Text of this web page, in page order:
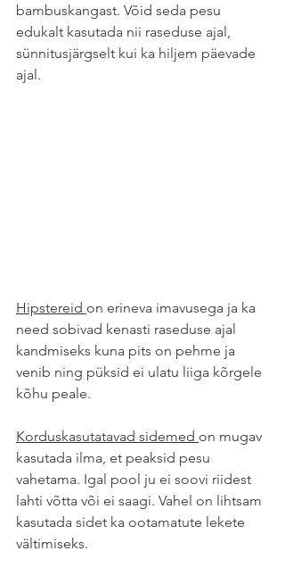
bambuskangast. Võid seda pesu
edukalt kasutada nii raseduse ajal,
sünnitusjärgselt kui ka hiljem päevade
ajal.
Hipstereid on erineva imavusega ja ka
need sobivad kenasti raseduse ajal
kandmiseks kuna pits on pehme ja
venib ning püksid ei ulatu liiga kõrgele
kõhu peale.
Korduskasutatavad sidemed on mugav
kasutada ilma, et peaksid pesu
vahetama. Igal pool ju ei soovi riidest
lahti võtta või ei saagi. Vahel on lihtsam
kasutada sidet ka ootamatute lekete
vältimiseks.